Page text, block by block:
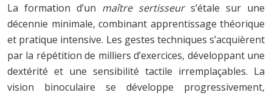
La formation d’un maître sertisseurs’étale sur une
décennie minimale, combinant apprentissage théorique
et pratique intensive. Les gestes techniques s’acquièrent
par la répétition de milliers d’exercices, développant une
dextérité et une sensibilité tactile irremplaçables. La
vision binoculaire se développe progressivement,